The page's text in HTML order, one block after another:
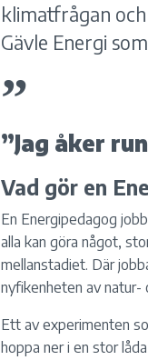
klimatfrågan
Gävle Energi
”Jag åker
Vad gör en
En Energipedagog
alla kan göra något,
mellanstadiet. Där
nyfikenheten av natur-
Ett av experimenten
hoppa ner i en stor